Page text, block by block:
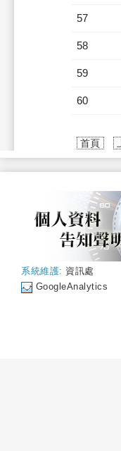
57
58
59
60
首頁
系統維護: 資訊處
GoogleAnalytics